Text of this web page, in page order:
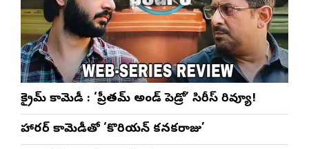
క్రైమ్ కామెడీ : ‘ప్రీతమ్ అండ్ పెడ్రో’ సిరీస్ రివ్యూ!
హారర్ కామెడీతో ‘కొరియన్ కనకరాజు’